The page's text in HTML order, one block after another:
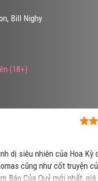
dị siêu nhiên của Hoa Kỳ
cũng như cốt truyện
Báo Của Quỷ mới nhất,
Bill Nighy
(18+)